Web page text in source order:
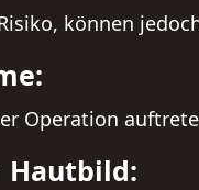
können
Operation